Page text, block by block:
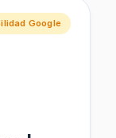
Google